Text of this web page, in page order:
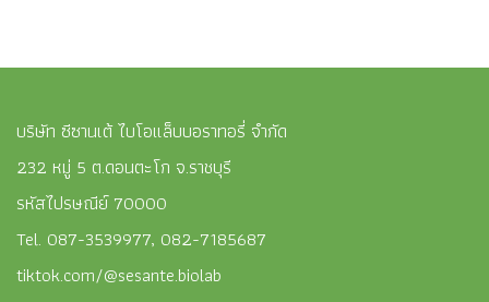
กระชับขึ้น ซึ่งช่วยแก้ปัญหาถุงใต้ตา
เครื่องสำอางที่มีราคาแพงในรูปแบบ
ผิวพรรณและลดเลือนริ้วรอยแห่งวัย
บริษัท ซีซานเต้ ไบโอแล็บบอราทอรี่ จำกัด
232 หมู่ 5 ต.ดอนตะโก จ.ราชบุรี
รหัสไปรษณีย์ 70000
Tel. 087-3539977, 082-7185687
tiktok.com/@sesante.biolab